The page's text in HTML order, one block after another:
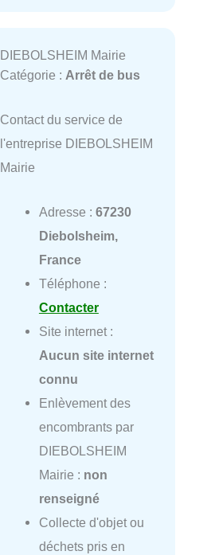
DIEBOLSHEIM Mairie
Catégorie : Arrêt de bus
Contact du service de
l'entreprise DIEBOLSHEIM
Mairie
Adresse : 67230
Diebolsheim,
France
Téléphone :
Contacter
Site internet :
Aucun site internet
connu
Enlèvement des
encombrants par
DIEBOLSHEIM
Mairie : non
renseigné
Collecte d'objet ou
déchets pris en